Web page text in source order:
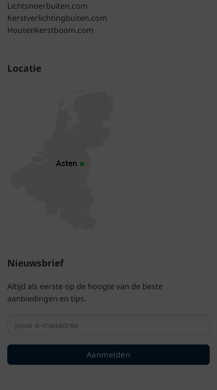
Lichtsnoerbuiten.com
Kerstverlichtingbuiten.com
Houtenkerstboom.com
Locatie
Nieuwsbrief
Altijd als eerste op de hoogte van de beste
aanbiedingen en tips.
Aanmelden